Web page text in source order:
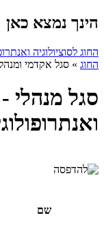
הינך נמצא כאן
החוג לסוציולוגיה
החוג » סגל אקדמי
סגל מנהלי -
שם